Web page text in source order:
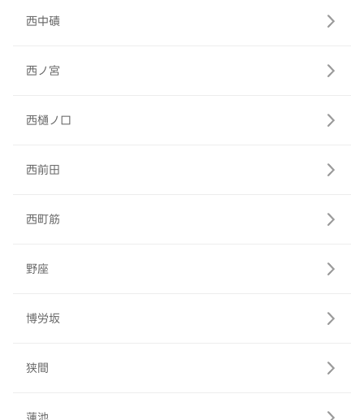
西中磧
西ノ宮
西樋ノ口
西前田
西町筋
野座
博労坂
狭間